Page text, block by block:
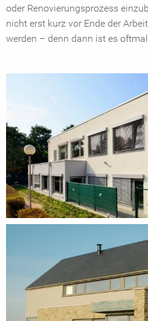
oder Renovierungsprozess
nicht erst kurz vor Ende der
werden – denn dann ist es